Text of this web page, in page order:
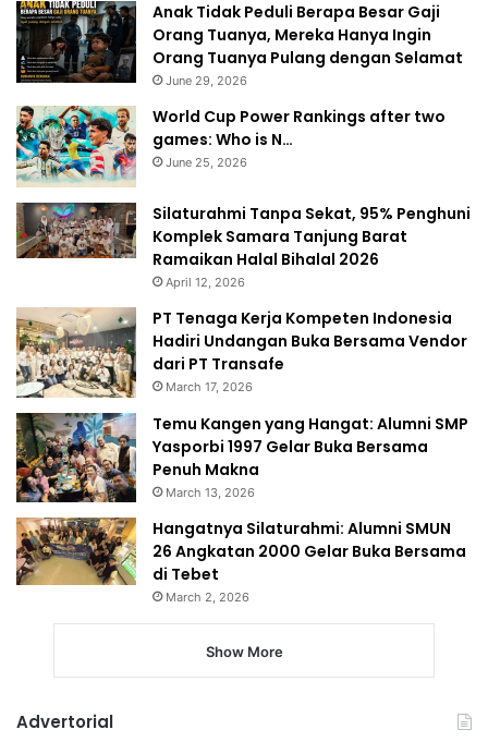
Anak Tidak Peduli Berapa Besar Gaji
Orang Tuanya, Mereka Hanya Ingin
Orang Tuanya Pulang dengan Selamat
June 29, 2026
World Cup Power Rankings after two
games: Who is N…
June 25, 2026
Silaturahmi Tanpa Sekat, 95% Penghuni
Komplek Samara Tanjung Barat
Ramaikan Halal Bihalal 2026
April 12, 2026
PT Tenaga Kerja Kompeten Indonesia
Hadiri Undangan Buka Bersama Vendor
dari PT Transafe
March 17, 2026
Temu Kangen yang Hangat: Alumni SMP
Yasporbi 1997 Gelar Buka Bersama
Penuh Makna
March 13, 2026
Hangatnya Silaturahmi: Alumni SMUN
26 Angkatan 2000 Gelar Buka Bersama
di Tebet
March 2, 2026
Show More
Advertorial